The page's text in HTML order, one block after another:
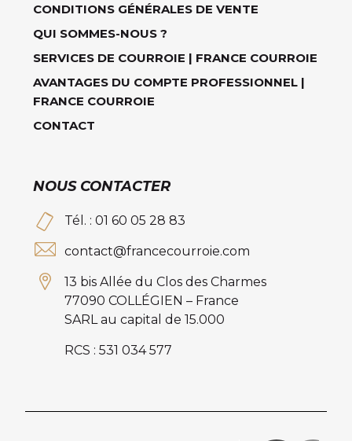
CONDITIONS GÉNÉRALES DE VENTE
QUI SOMMES-NOUS ?
SERVICES DE COURROIE | FRANCE COURROIE
AVANTAGES DU COMPTE PROFESSIONNEL |
FRANCE COURROIE
CONTACT
NOUS CONTACTER
Tél. : 01 60 05 28 83
contact@francecourroie.com
13 bis Allée du Clos des Charmes
77090 COLLÉGIEN – France
SARL au capital de 15.000
RCS : 531 034 577